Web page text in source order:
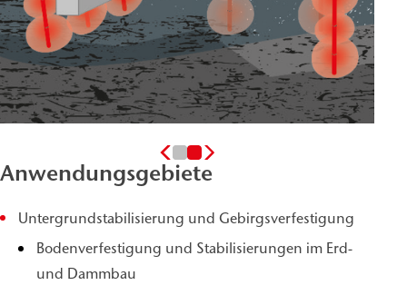
Anwendungsgebiete
Untergrundstabilisierung und Gebirgsverfestigung
Bodenverfestigung und Stabilisierungen im Erd-
und Dammbau